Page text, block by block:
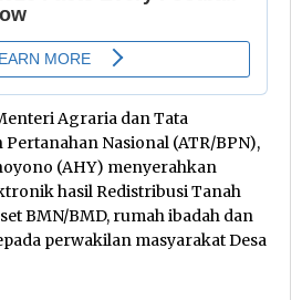
Agraria dan Tata
Nasional (ATR/BPN),
(AHY) menyerahkan
hasil Redistribusi Tanah
BMN/BMD, rumah ibadah dan
perwakilan masyarakat Desa